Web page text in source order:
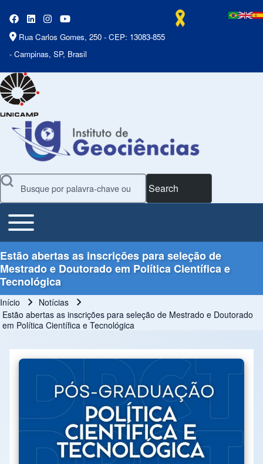
Rua Carlos Gomes, 250 - CEP: 13083-855
- Campinas, SP, Brasil
Search
Main Menu
Toggle main menu
Estão abertas as inscrições para seleção de
Mestrado e Doutorado em Política Científica e
Tecnológica
Trilha de navegação
Início
Notícias
Estão abertas as inscrições para seleção de Mestrado e Doutorado
em Política Científica e Tecnológica